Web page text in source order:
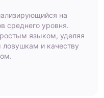
на
среднего уровня.
языком, уделяя
ловушкам и качеству